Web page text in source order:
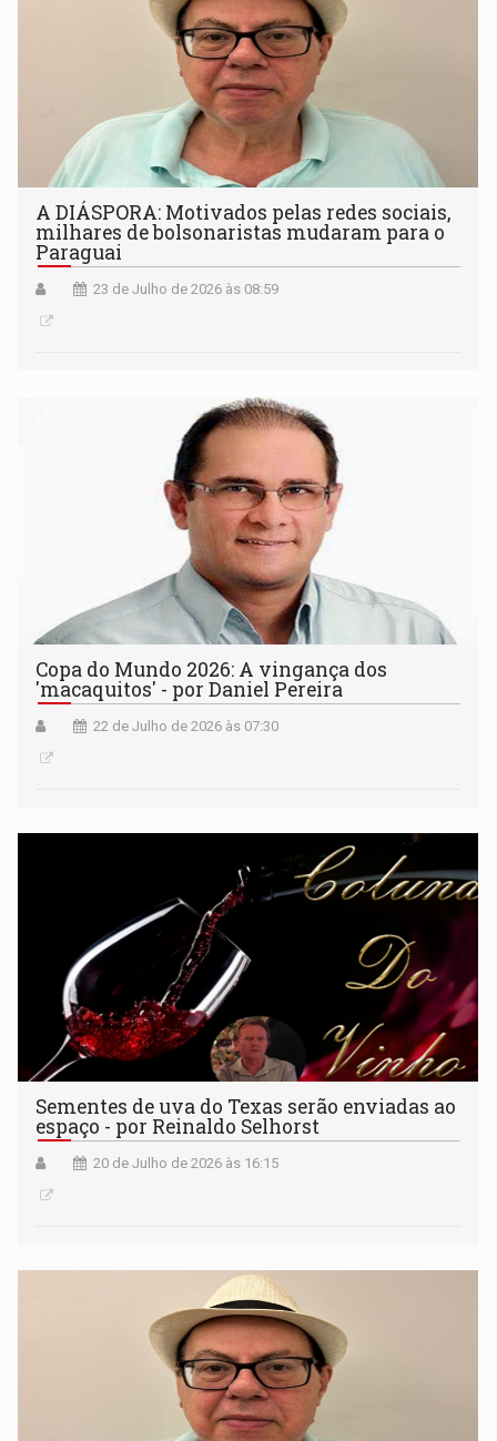
A DIÁSPORA: Motivados pelas redes sociais,
milhares de bolsonaristas mudaram para o
Paraguai
23 de Julho de 2026 às 08:59
Copa do Mundo 2026: A vingança dos
'macaquitos' - por Daniel Pereira
22 de Julho de 2026 às 07:30
Sementes de uva do Texas serão enviadas ao
espaço - por Reinaldo Selhorst
20 de Julho de 2026 às 16:15